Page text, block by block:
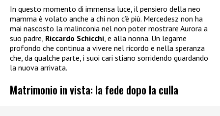
In questo momento di immensa luce, il pensiero della neo
mamma è volato anche a chi non c’è più. Mercedesz non ha
mai nascosto la malinconia nel non poter mostrare Aurora a
suo padre, Riccardo Schicchi, e alla nonna. Un legame
profondo che continua a vivere nel ricordo e nella speranza
che, da qualche parte, i suoi cari stiano sorridendo guardando
la nuova arrivata.
Matrimonio in vista: la fede dopo la culla